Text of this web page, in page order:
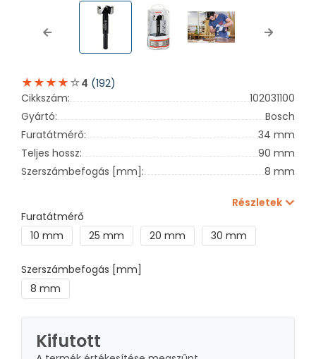
Previous Next
4 (192)
Cikkszám:
102031100
Gyártó:
Bosch
Furatátmérő:
34 mm
Teljes hossz:
90 mm
Szerszámbefogás [mm]:
8 mm
Részletek
Furatátmérő
10 mm
25 mm 20 mm 30 mm
Szerszámbefogás [mm]
8 mm
Kifutott